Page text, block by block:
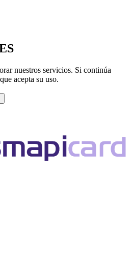
nuestros servicios. Si continúa
acepta su uso.